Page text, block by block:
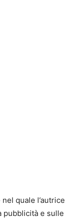
quale l’autrice
pubblicità e sulle